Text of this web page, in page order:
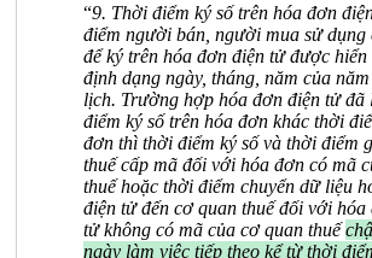
“9. Thời điểm ký số trên hóa đơn
điểm người bán, người mua sử dụng
để ký trên hóa đơn điện tử được hiển
định dạng ngày, tháng, năm của
lịch. Trường hợp hóa đơn điện tử đã
điểm ký số trên hóa đơn khác thời
đơn thì thời điểm ký số và thời điểm
thuế cấp mã đối với hóa đơn có mã
thuế hoặc thời điểm chuyển dữ liệu
điện tử đến cơ quan thuế đối với hóa
tử không có mã của cơ quan thuế
ngày làm việc tiếp theo kể từ thời